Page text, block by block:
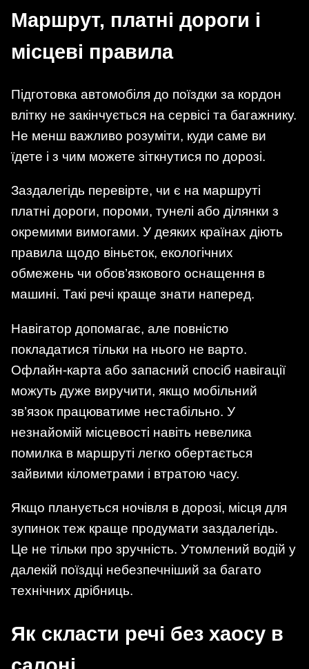
Маршрут, платні дороги і
місцеві правила
Підготовка автомобіля до поїздки за кордон
влітку не закінчується на сервісі та багажнику.
Не менш важливо розуміти, куди саме ви
їдете і з чим можете зіткнутися по дорозі.
Заздалегідь перевірте, чи є на маршруті
платні дороги, пороми, тунелі або ділянки з
окремими вимогами. У деяких країнах діють
правила щодо віньєток, екологічних
обмежень чи обов’язкового оснащення в
машині. Такі речі краще знати наперед.
Навігатор допомагає, але повністю
покладатися тільки на нього не варто.
Офлайн-карта або запасний спосіб навігації
можуть дуже виручити, якщо мобільний
зв’язок працюватиме нестабільно. У
незнайомій місцевості навіть невелика
помилка в маршруті легко обертається
зайвими кілометрами і втратою часу.
Якщо планується ночівля в дорозі, місця для
зупинок теж краще продумати заздалегідь.
Це не тільки про зручність. Утомлений водій у
далекій поїздці небезпечніший за багато
технічних дрібниць.
Як скласти речі без хаосу в